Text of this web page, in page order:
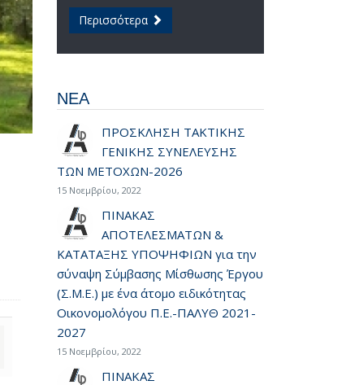
Περισσότερα
ΝΕΑ
ΠΡΟΣΚΛΗΣΗ ΤΑΚΤΙΚΗΣ
ΓΕΝΙΚΗΣ ΣΥΝΕΛΕΥΣΗΣ
ΤΩΝ ΜΕΤΟΧΩΝ-2026
15 Νοεμβρίου, 2022
ΠΙΝΑΚΑΣ
ΑΠΟΤΕΛΕΣΜΑΤΩΝ &
ΚΑΤΑΤΑΞΗΣ ΥΠΟΨΗΦΙΩΝ για την
σύναψη Σύμβασης Μίσθωσης Έργου
(Σ.Μ.Ε.) με ένα άτομο ειδικότητας
Οικονομολόγου Π.Ε.-ΠΑΛΥΘ 2021-
2027
15 Νοεμβρίου, 2022
ΠΙΝΑΚΑΣ